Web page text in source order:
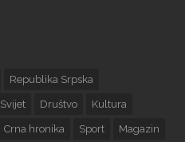
Republika Srpska
Svijet Društvo Kultura
Crna hronika Sport Magazin